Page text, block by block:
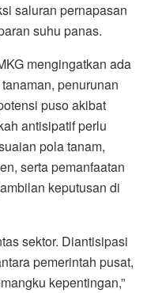
saluran pernapasan
suhu panas.
mengingatkan ada
penurunan
puso akibat
antisipatif perlu
pola tanam,
serta pemanfaatan
keputusan di
sektor. Diantisipasi
pemerintah pusat,
kepentingan,”